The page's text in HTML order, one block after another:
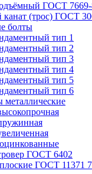
ГОСТ
канат (трос) ГОСТ
болты
тип 1
тип 2
тип 3
тип 4
тип 5
тип 6
ГОСТ 6402
ГОСТ 11371